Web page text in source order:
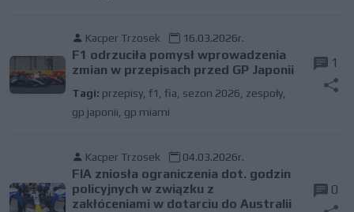
Kacper Trzosek 16.03.2026r.
F1 odrzuciła pomysł wprowadzenia
zmian w przepisach przed GP Japonii
Tagi: przepisy, f1 fia sezon 2026 zespoły,
gp japonii gp miami
1
Kacper Trzosek 04.03.2026r.
FIA zniosła ograniczenia dot. godzin
policyjnych w związku z
zakłóceniami w dotarciu do Australii
0